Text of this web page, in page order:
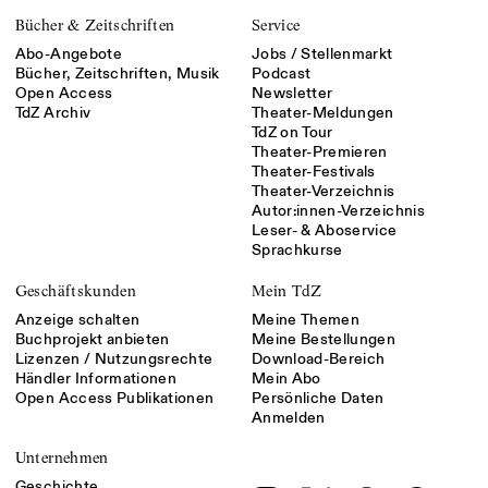
Bücher & Zeitschriften
Abo-Angebote
Bücher, Zeitschriften, Musik
Open Access
TdZ Archiv
Service
Jobs / Stellenmarkt
Podcast
Newsletter
Theater-Meldungen
TdZ on Tour
Theater-Premieren
Theater-Festivals
Theater-Verzeichnis
Autor:innen-Verzeichnis
Leser- & Aboservice
Sprachkurse
Geschäftskunden
Anzeige schalten
Buchprojekt anbieten
Lizenzen / Nutzungsrechte
Händler Informationen
Open Access Publikationen
Mein TdZ
Meine Themen
Meine Bestellungen
Download-Bereich
Mein Abo
Persönliche Daten
Anmelden
Unternehmen